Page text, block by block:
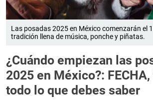
Las posadas 2025 en México comenzarán el
tradición llena de música, ponche y piñatas.
¿Cuándo empiezan las
2025 en México?:
todo lo que debes saber